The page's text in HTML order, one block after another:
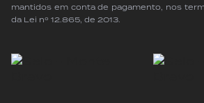
mantidos em conta de pagamento, nos
da Lei nº 12.865, de 2013.